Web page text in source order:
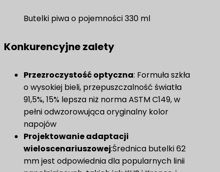
Butelki piwa o pojemności 330 ml
Konkurencyjne zalety
Przezroczystość optyczna: Formuła szkła
o wysokiej bieli, przepuszczalność światła
91,5%, 15% lepsza niż norma ASTM C149, w
pełni odwzorowująca oryginalny kolor
napojów
Projektowanie adaptacji
wieloscenariuszowej:Średnica butelki 62
mm jest odpowiednia dla popularnych linii